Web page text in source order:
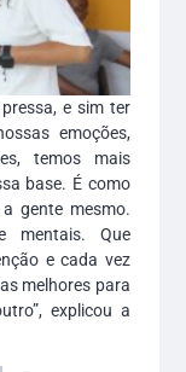
e sim ter
emoções,
temos mais
base. É como
gente mesmo.
mentais. Que
e cada vez
melhores para
explicou a